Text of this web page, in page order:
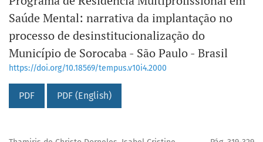
Saúde Mental: narrativa da implantação no
processo de desinstitucionalização do
Município de Sorocaba - São Paulo - Brasil
https://doi.org/10.18569/tempus.v10i4.2000
PDF PDF (English)